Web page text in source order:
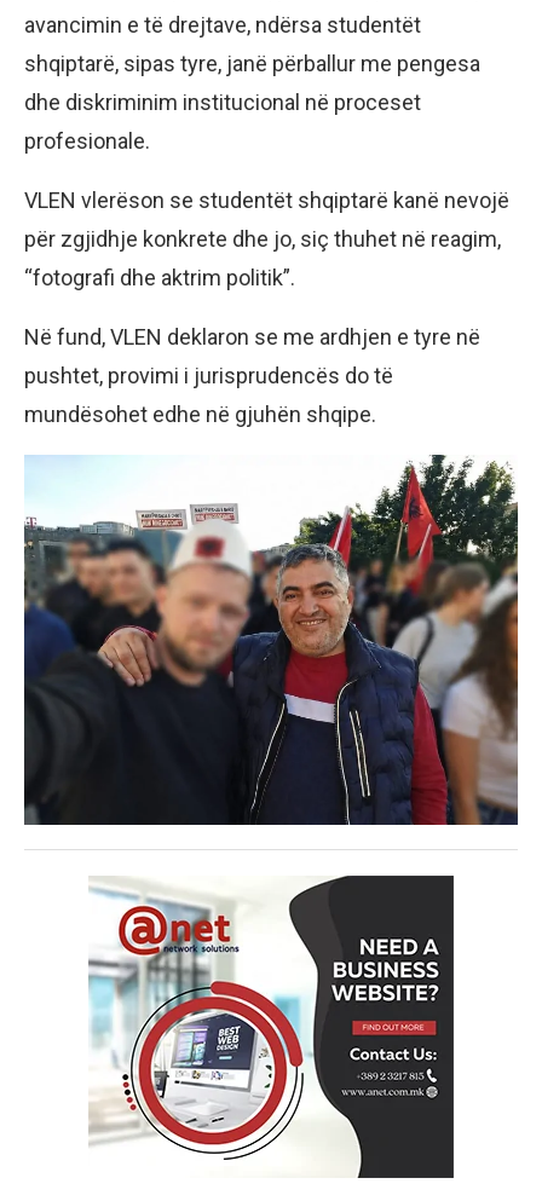
avancimin e të drejtave, ndërsa studentët
shqiptarë, sipas tyre, janë përballur me pengesa
dhe diskriminim institucional në proceset
profesionale.
VLEN vlerëson se studentët shqiptarë kanë nevojë
për zgjidhje konkrete dhe jo, siç thuhet në reagim,
“fotografi dhe aktrim politik”.
Në fund, VLEN deklaron se me ardhjen e tyre në
pushtet, provimi i jurisprudencës do të
mundësohet edhe në gjuhën shqipe.